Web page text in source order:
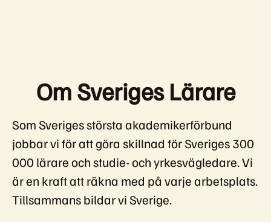
Om Sveriges Lärare
Som Sveriges största akademikerförbund
jobbar vi för att göra skillnad för Sveriges 300
000 lärare och studie- och yrkesvägledare. Vi
är en kraft att räkna med på varje arbetsplats.
Tillsammans bildar vi Sverige.